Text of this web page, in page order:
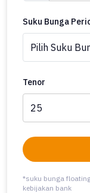
Suku Bunga
Tenor
*suku bunga
kebijakan bank